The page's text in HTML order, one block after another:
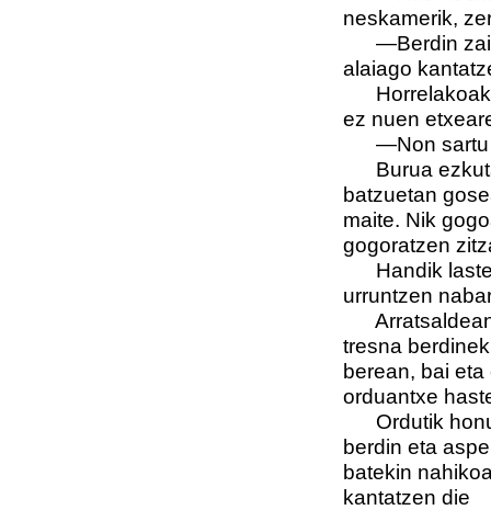
neskamerik,
—Berdin
alaiago
Horrelakoak
ez nuen
—Non sartu
Burua
batzuetan
maite. Nik
gogoratzen
Handik laster
urruntzen
tresna
berean, bai
orduantxe
Ordutik
berdin eta
batekin
kantatzen die